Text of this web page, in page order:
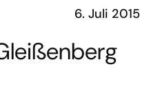
6. Juli 2015